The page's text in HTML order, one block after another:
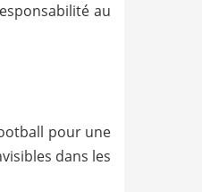
au
pour une
dans les